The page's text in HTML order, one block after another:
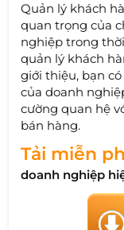
Quản lý khách
quan trọng của
nghiệp trong
quản lý khách
giới thiệu, bạn
của doanh
cường quan hệ
bán hàng.
Tải miễn
doanh nghiệp